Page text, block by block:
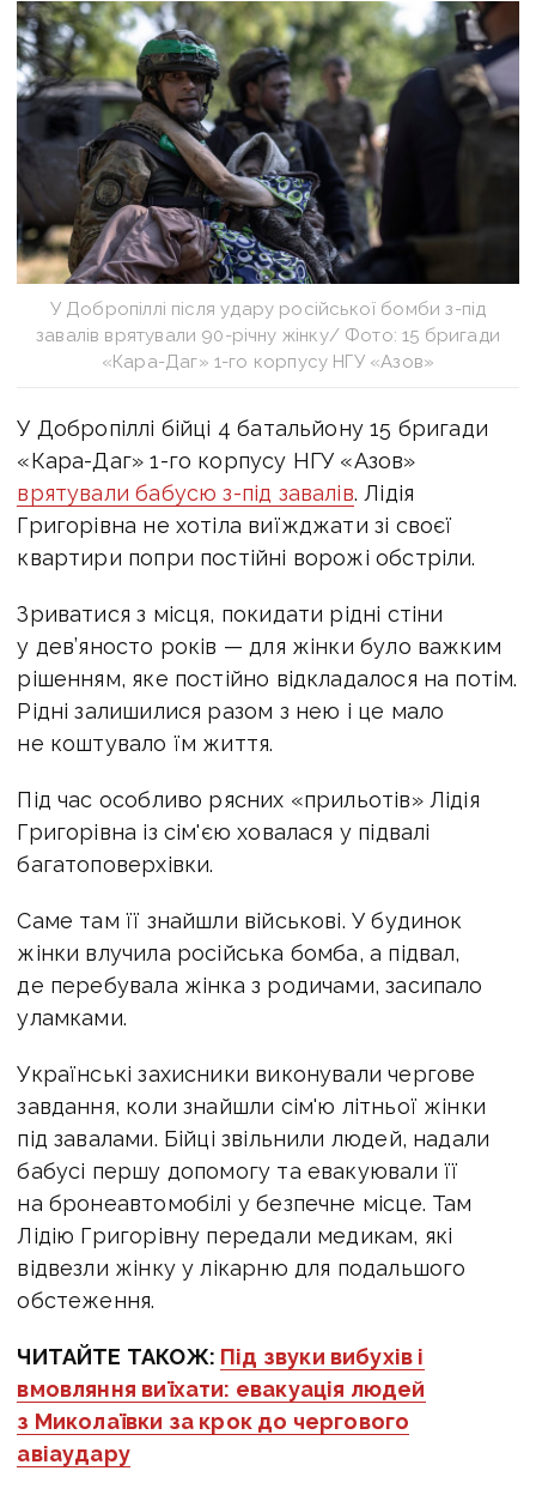
У Добропіллі після удару російської бомби з-під
завалів врятували 90-річну жінку/ Фото: 15 бригади
«Кара-Даг» 1-го корпусу НГУ «Азов»
У Добропіллі бійці 4 батальйону 15 бригади
«Кара-Даг» 1-го корпусу НГУ «Азов»
врятували бабусю з-під завалів. Лідія
Григорівна не хотіла виїжджати зі своєї
квартири попри постійні ворожі обстріли.
Зриватися з місця, покидати рідні стіни
у дев’яносто років — для жінки було важким
рішенням, яке постійно відкладалося на потім.
Рідні залишилися разом з нею і це мало
не коштувало їм життя.
Під час особливо рясних «прильотів» Лідія
Григорівна із сім'єю ховалася у підвалі
багатоповерхівки.
Саме там її знайшли військові. У будинок
жінки влучила російська бомба, а підвал,
де перебувала жінка з родичами, засипало
уламками.
Українські захисники виконували чергове
завдання, коли знайшли сім'ю літньої жінки
під завалами. Бійці звільнили людей, надали
бабусі першу допомогу та евакуювали її
на бронеавтомобілі у безпечне місце. Там
Лідію Григорівну передали медикам, які
відвезли жінку у лікарню для подальшого
обстеження.
ЧИТАЙТЕ ТАКОЖ: Під звуки вибухів і
вмовляння виїхати: евакуація людей
з Миколаївки за крок до чергового
авіаудару